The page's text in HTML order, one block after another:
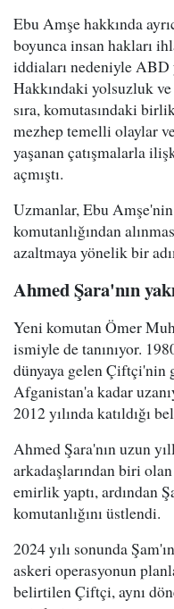
Ebu Amşe hakkında
boyunca insan hakları
iddiaları nedeniyle ABD
Hakkındaki yolsuzluk
sıra, komutasındaki
mezhep temelli olaylar
yaşanan çatışmalarla
açmıştı.
Uzmanlar, Ebu
komutanlığından
azaltmaya yönelik bir
Ahmed Şara'nın
Yeni komutan Ömer
ismiyle de tanınıyor.
dünyaya gelen Çiftçi'nin
Afganistan'a kadar
2012 yılında katıldığı
Ahmed Şara'nın uzun
arkadaşlarından biri
emirlik yaptı, ardından
komutanlığını üstlendi.
2024 yılı sonunda
askeri operasyonun
belirtilen Çiftçi, aynı